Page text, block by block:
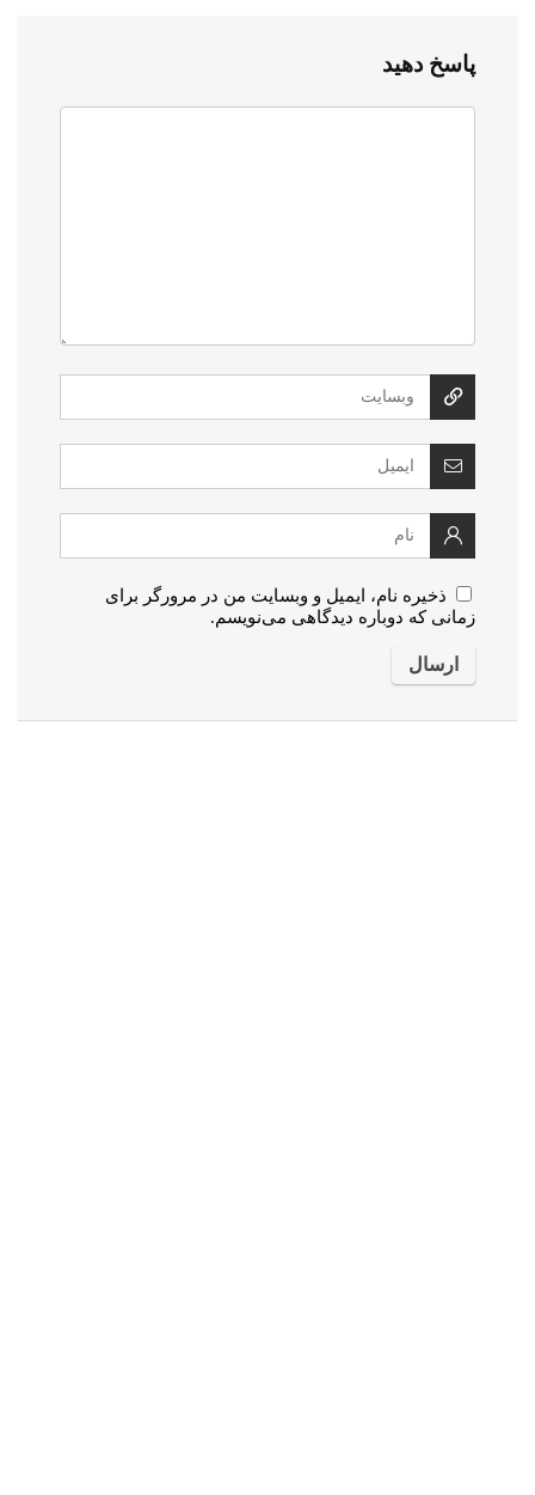
پاسخ دهید
ذخیره نام، ایمیل و وبسایت من در مرورگر برای
زمانی که دوباره دیدگاهی می‌نویسم.